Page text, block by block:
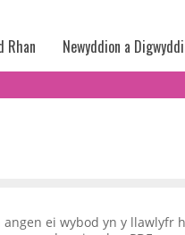
Rhan Newyddion a
ei wybod yn y llawlyfr